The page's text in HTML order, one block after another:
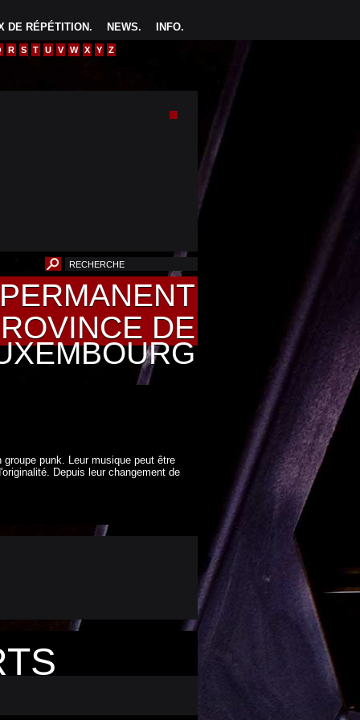
INFO.
NEWS.
DE RÉPÉTITION.
R S T U V W X Y Z
DE
punk. Leur musique peut être
Depuis leur changement de